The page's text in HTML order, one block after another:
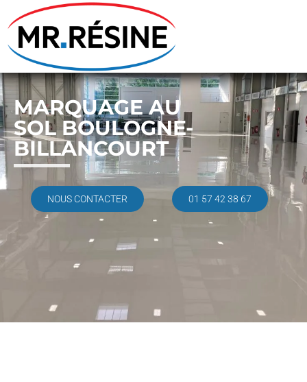
MARQUAGE AU
SOL BOULOGNE-
BILLANCOURT
NOUS CONTACTER 01 57 42 38 67